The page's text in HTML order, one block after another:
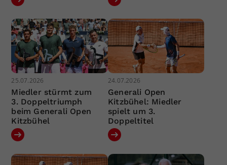
25.07.2026
Miedler stürmt zum
3. Doppeltriumph
beim Generali Open
Kitzbühel
24.07.2026
Generali Open
Kitzbühel: Miedler
spielt um 3.
Doppeltitel